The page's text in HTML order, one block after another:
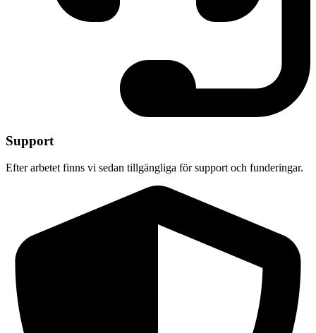
Support
Efter arbetet finns vi sedan tillgängliga för support och funderingar.